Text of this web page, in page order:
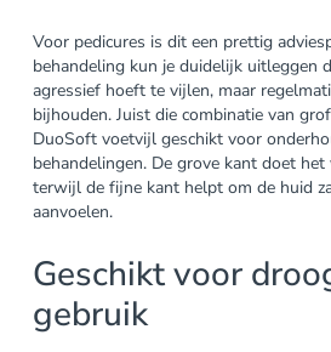
Voor pedicures is dit een prettig
behandeling kun je duidelijk uitleggen
agressief hoeft te vijlen, maar
bijhouden. Juist die combinatie van
DuoSoft voetvijl geschikt voor
behandelingen. De grove kant doet
terwijl de fijne kant helpt om de huid
aanvoelen.
Geschikt voor
gebruik